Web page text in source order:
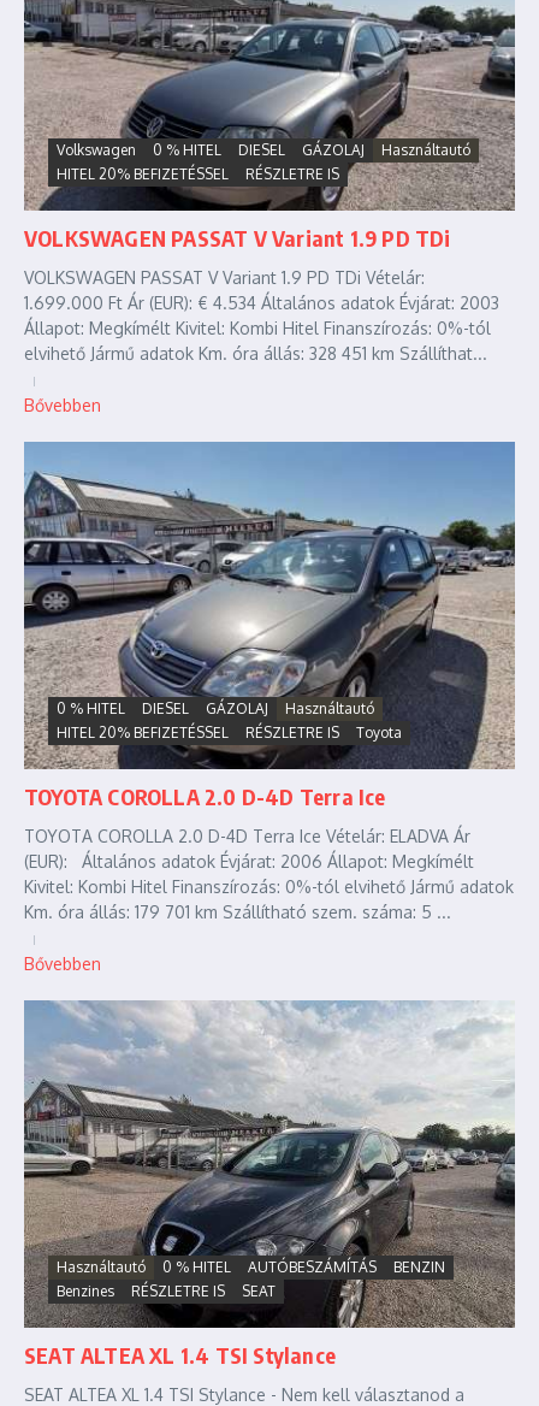
Volkswagen 0 % HITEL DIESEL GÁZOLAJ
Használtautó
HITEL 20% BEFIZETÉSSEL
RÉSZLETRE IS
VOLKSWAGEN PASSAT V Variant 1.9 PD TDi
VOLKSWAGEN PASSAT V Variant 1.9 PD TDi Vételár:
1.699.000 Ft Ár (EUR): € 4.534 Általános adatok Évjárat: 2003
Állapot: Megkímélt Kivitel: Kombi Hitel Finanszírozás: 0%-tól
elvihető Jármű adatok Km. óra állás: 328 451 km Szállíthat...
Bővebben
0 % HITEL DIESEL GÁZOLAJ
Használtautó
HITEL 20% BEFIZETÉSSEL
RÉSZLETRE IS Toyota
TOYOTA COROLLA 2.0 D-4D Terra Ice
TOYOTA COROLLA 2.0 D-4D Terra Ice Vételár: ELADVA Ár
(EUR): Általános adatok Évjárat: 2006 Állapot: Megkímélt
Kivitel: Kombi Hitel Finanszírozás: 0%-tól elvihető Jármű adatok
Km. óra állás: 179 701 km Szállítható szem. száma: 5 ...
Bővebben
Használtautó 0 % HITEL AUTÓBESZÁMÍTÁS
BENZIN
Benzines
RÉSZLETRE IS SEAT
SEAT ALTEA XL 1.4 TSI Stylance
SEAT ALTEA XL 1.4 TSI Stylance - Nem kell választanod a